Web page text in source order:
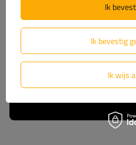
bouwen onze
wij u volledige technische
constante toegang tot
Kies voor beproefde
Lees
Ik bevestig
Ik wijs
Ik